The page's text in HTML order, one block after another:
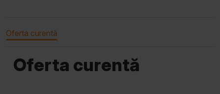
Oferta curentă
Oferta curentă